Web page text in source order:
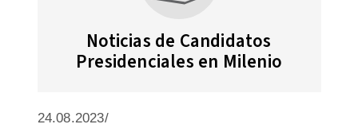
Noticias de Candidatos
Presidenciales en Milenio
24.08.2023/